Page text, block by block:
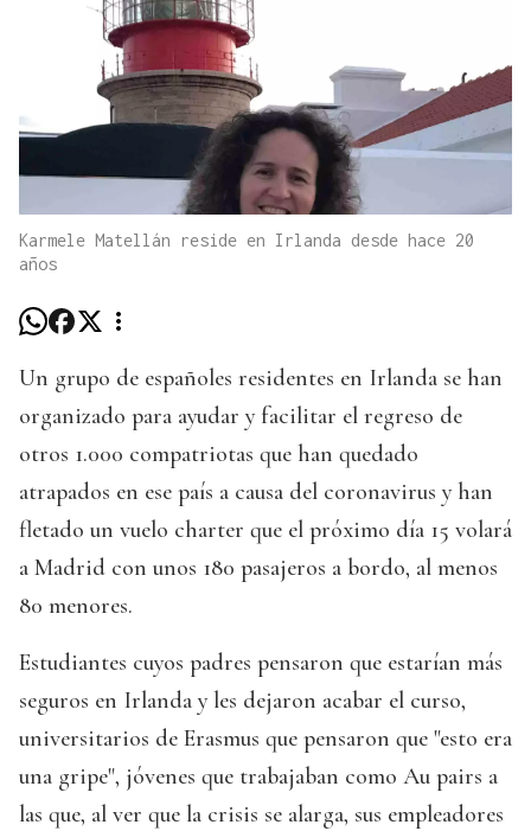
Karmele Matellán reside en Irlanda desde hace 20
años
Un grupo de españoles residentes en Irlanda se han
organizado para ayudar y facilitar el regreso de
otros 1.000 compatriotas que han quedado
atrapados en ese país a causa del coronavirus y han
fletado un vuelo charter que el próximo día 15 volará
a Madrid con unos 180 pasajeros a bordo, al menos
80 menores.
Estudiantes cuyos padres pensaron que estarían más
seguros en Irlanda y les dejaron acabar el curso,
universitarios de Erasmus que pensaron que "esto era
una gripe", jóvenes que trabajaban como Au pairs a
las que, al ver que la crisis se alarga, sus empleadores